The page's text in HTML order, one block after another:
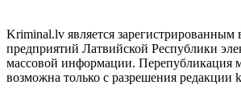
Kriminal.lv является зарегистрированным
предприятий Латвийской Республики
массовой информации. Перепубликация
возможна только с разрешения редакции